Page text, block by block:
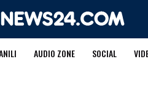
AUDIO ZONE SOCIAL